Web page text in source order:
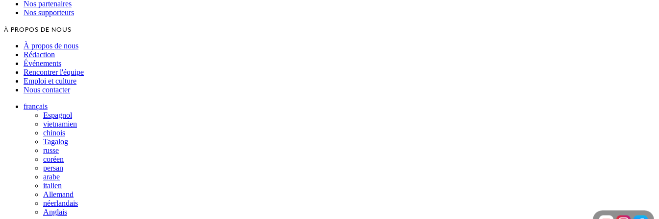
Nos partenaires
Nos supporteurs
À PROPOS DE NOUS
À propos de nous
Rédaction
Événements
Rencontrer l'équipe
Emploi et culture
Nous contacter
français
Espagnol
vietnamien
chinois
Tagalog
russe
coréen
persan
arabe
italien
Allemand
néerlandais
Anglais